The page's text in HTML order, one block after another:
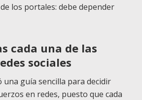
los portales: debe depender
cada una de las
sociales
guía sencilla para decidir
en redes, puesto que cada